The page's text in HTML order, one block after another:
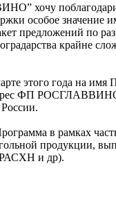
хочу
особое значение
предложений по
крайне
этого года на имя
ФП
в рамках
продукции,
РАСХН и др).